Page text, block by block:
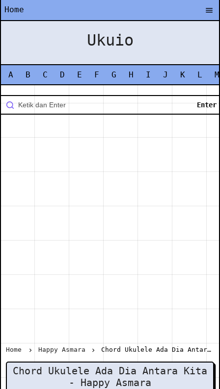
Home
Ukuio
A B C D E F G H I J K L M
Home Happy Asmara Chord Ukulele Ada Dia Antara Kita - Happy Asmara
Chord Ukulele Ada Dia Antara Kita
- Happy Asmara